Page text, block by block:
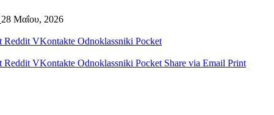
28 Μαΐου, 2026
Reddit VKontakte Odnoklassniki Pocket
Reddit VKontakte Odnoklassniki Pocket Share via Email Print